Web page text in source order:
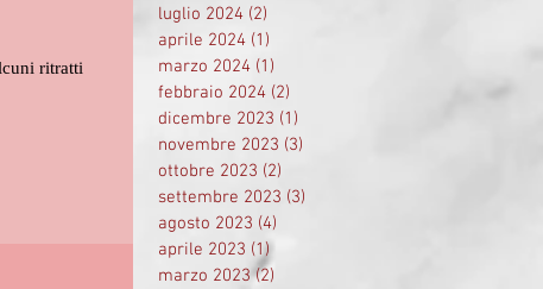
ritratti
luglio 2024 (2)
aprile 2024 (1)
marzo 2024 (1)
febbraio 2024 (2)
dicembre 2023 (1)
novembre 2023 (3)
ottobre 2023 (2)
settembre 2023 (3)
agosto 2023 (4)
aprile 2023 (1)
marzo 2023 (2)